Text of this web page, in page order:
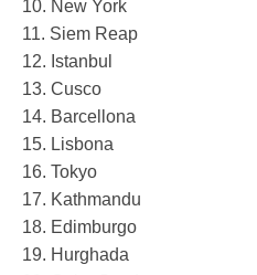
10. New York
11. Siem Reap
12. Istanbul
13. Cusco
14. Barcellona
15. Lisbona
16. Tokyo
17. Kathmandu
18. Edimburgo
19. Hurghada